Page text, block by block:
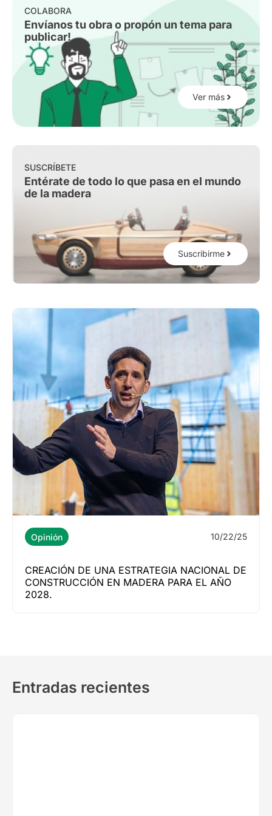
COLABORA
Envíanos tu obra o propón un tema para
publicar!
Ver más
SUSCRÍBETE
Entérate de todo lo que pasa en el mundo
de la madera
Suscribirme
Opinión 10/22/25
CREACIÓN DE UNA ESTRATEGIA NACIONAL DE
CONSTRUCCIÓN EN MADERA PARA EL AÑO
2028.
Entradas recientes